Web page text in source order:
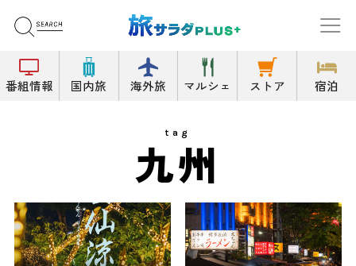
番組情報 国内旅 海外旅 マルシェ ストア 宿泊
tag
九州